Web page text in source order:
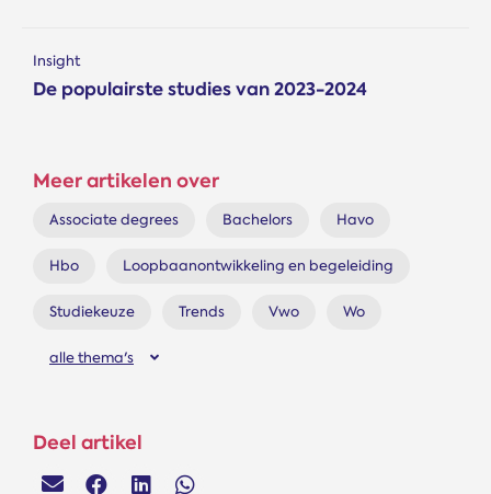
Insight
De populairste studies van 2023-2024
Meer artikelen over
Associate degrees Bachelors Havo
Hbo Loopbaanontwikkeling en begeleiding
Studiekeuze Trends Vwo Wo
alle thema's
Deel artikel